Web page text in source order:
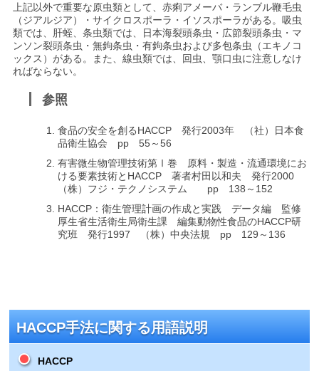
上記以外で重要な原虫類として、赤痢アメーバ・ランブル鞭毛虫
（ジアルジア）・サイクロスポーラ・イソスポーラがある。吸虫
類では、肝蛭、条虫類では、日本海裂頭条虫・広節裂頭条虫・マ
ンソン裂頭条虫・無鉤条虫・有鉤条虫および多包条虫（エキノコ
ックス）がある。また、線虫類では、回虫、顎口虫に注意しなけ
ればならない。
参照
食品の安全を創るHACCP 発行2003年 （社）日本食
品衛生協会 pp 55～56
有害微生物管理技術第Ⅰ巻 原料・製造・流通環境にお
ける要素技術とHACCP 著者村田以和夫 発行2000
（株）フジ・テクノシステム pp 138～152
HACCP：衛生管理計画の作成と実践 データ編 監修
厚生省生活衛生局衛生課 編集動物性食品のHACCP研
究班 発行1997 （株）中央法規 pp 129～136
HACCP手法に関する用語説明
HACCP